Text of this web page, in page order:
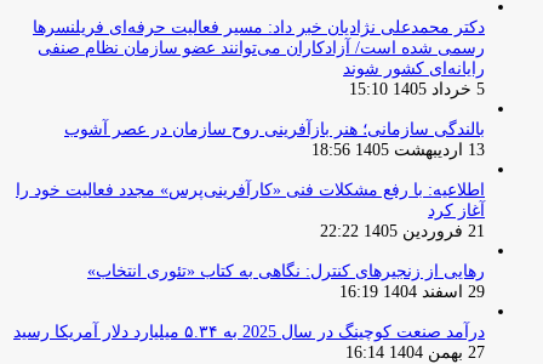
دکتر محمدعلی نژادیان خبر داد: مسیر فعالیت حرفه‌ای فریلنسرها
رسمی شده است/ آزادکاران می‌توانند عضو سازمان نظام صنفی
رایانه‌ای کشور شوند
5 خرداد 1405 15:10
بالندگی سازمانی؛ هنر بازآفرینی روح سازمان در عصر آشوب
13 اردیبهشت 1405 18:56
اطلاعیه: با رفع مشکلات فنی «کارآفرینی‌پرس» مجدد فعالیت خود را
آغاز کرد
21 فروردین 1405 22:22
رهایی از زنجیرهای کنترل: نگاهی به کتاب «تئوری انتخاب»
29 اسفند 1404 16:19
درآمد صنعت کوچینگ در سال 2025 به ۵.۳۴ میلیارد دلار آمریکا رسید
27 بهمن 1404 16:14